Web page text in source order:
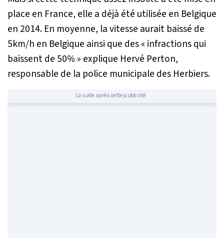
place en France, elle a déjà été utilisée en Belgique
en 2014. En moyenne, la vitesse aurait baissé de
5km/h en Belgique ainsi que des « infractions qui
baissent de 50% » explique Hervé Perton,
responsable de la police municipale des Herbiers.
La suite après cette publicité